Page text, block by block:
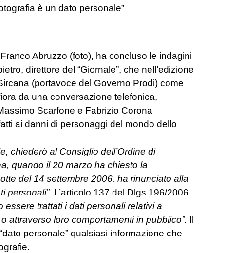
è un dato personale”
Abruzzo (foto), ha concluso le indagini
direttore del “Giornale”, che nell’edizione
(portavoce del Governo Prodi) come
da una conversazione telefonica,
Scarfone e Fabrizio Corona
ai danni di personaggi del mondo dello
chiederò al Consiglio dell’Ordine di
quando il 20 marzo ha chiesto la
del 14 settembre 2006, ha rinunciato alla
personali”. L’articolo 137 del Dlgs 196/2006
essere trattati i dati personali relativi a
attraverso loro comportamenti in pubblico”. Il
personale” qualsiasi informazione che